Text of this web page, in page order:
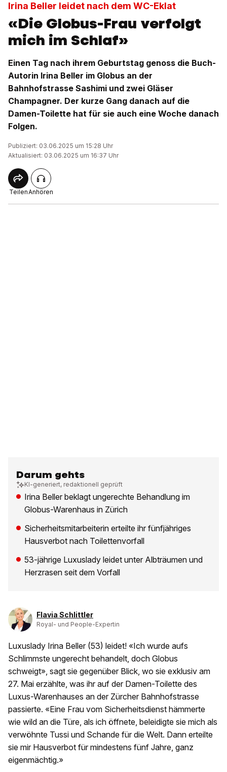
Irina Beller leidet nach dem WC-Eklat
«Die Globus-Frau verfolgt
mich im Schlaf»
Einen Tag nach ihrem Geburtstag genoss die Buch-
Autorin Irina Beller im Globus an der
Bahnhofstrasse Sashimi und zwei Gläser
Champagner. Der kurze Gang danach auf die
Damen-Toilette hat für sie auch eine Woche danach
Folgen.
Publiziert: 03.06.2025 um 15:28 Uhr
Aktualisiert: 03.06.2025 um 16:37 Uhr
TeilenAnhören
Darum gehts
KI-generiert, redaktionell geprüft
Irina Beller beklagt ungerechte Behandlung im
Globus-Warenhaus in Zürich
Sicherheitsmitarbeiterin erteilte ihr fünfjähriges
Hausverbot nach Toilettenvorfall
53-jährige Luxuslady leidet unter Albträumen und
Herzrasen seit dem Vorfall
Flavia Schlittler
Royal- und People-Expertin
Luxuslady Irina Beller (53) leidet! «Ich wurde aufs
Schlimmste ungerecht behandelt, doch Globus
schweigt», sagt sie gegenüber Blick, wo sie exklusiv am
27. Mai erzählte, was ihr auf der Damen-Toilette des
Luxus-Warenhauses an der Zürcher Bahnhofstrasse
passierte. «Eine Frau vom Sicherheitsdienst hämmerte
wie wild an die Türe, als ich öffnete, beleidigte sie mich als
verwöhnte Tussi und Schande für die Welt. Dann erteilte
sie mir Hausverbot für mindestens fünf Jahre, ganz
eigenmächtig.»